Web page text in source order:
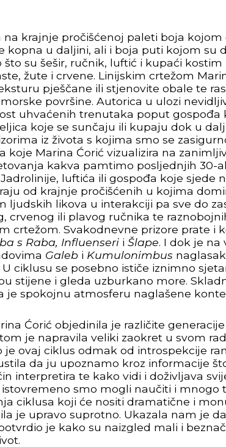
na krajnje pročišćenoj paleti boja
kopna u daljini, ali i boja puti kojom su
su šešir, ručnik, luftić i kupaći
žute i crvene. Linijskim crtežom
pješčane ili stjenovite obale te
površine. Autorica u ulozi
uhvaćenih trenutaka poput gospođa
koje se sunčaju ili kupaju dok u
iz života s kojima smo se
koje Marina Ćorić vizualizira na
kakva pamtimo posljednjih 30-
luftića ili gospođa koje sjede
od krajnje pročišćenih u kojima
ljudskih likova u interakciji pa sve do
crvenog ili plavog ručnika te
crtežom. Svakodnevne prizore prate i
s Raba, Influenseri i Šlape. I dok je na
Galeb i Kumulonimbus
ciklusu se posebno ističe iznimno
stijene i gleda uzburkano more.
je spokojnu atmosferu naglašene
Ćorić objedinila je različite
je napravila veliki zaokret u svom
je ovaj ciklus odmak od introspekcije
da ju upoznamo kroz informacije
interpretira te kako vidi i doživljava
smo mogli naučiti i mnogo
ciklusa koji će nositi dramatične i
je upravo suprotno. Ukazala nam je
je kako su naizgled mali i